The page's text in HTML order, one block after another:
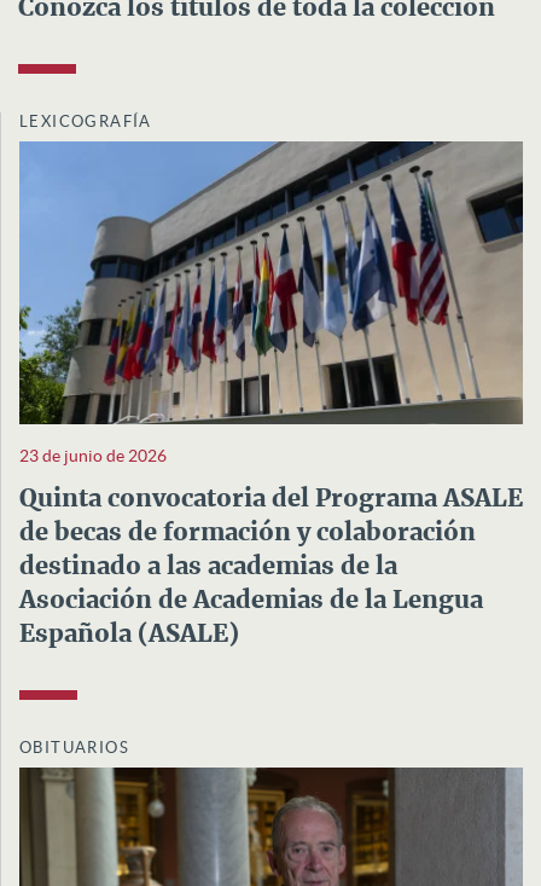
Conozca los títulos de toda la colección
LEXICOGRAFÍA
23 de junio de 2026
Quinta convocatoria del Programa ASALE
de becas de formación y colaboración
destinado a las academias de la
Asociación de Academias de la Lengua
Española (ASALE)
OBITUARIOS